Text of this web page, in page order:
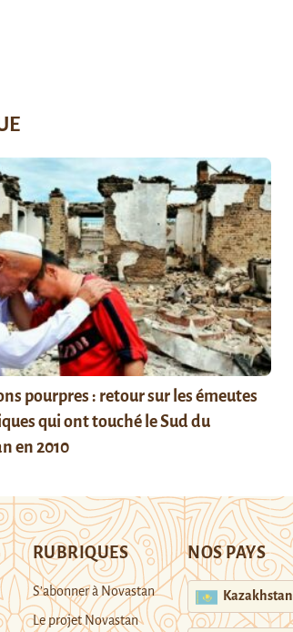
pourpres : retour sur les émeutes
qui ont touché le Sud du
en 2010
RUBRIQUES
S’abonner à Novastan
Le projet Novastan
NOS PAYS
Kazakhstan